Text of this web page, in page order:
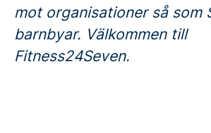
mot organisationer så som
barnbyar. Välkommen till
Fitness24Seven.